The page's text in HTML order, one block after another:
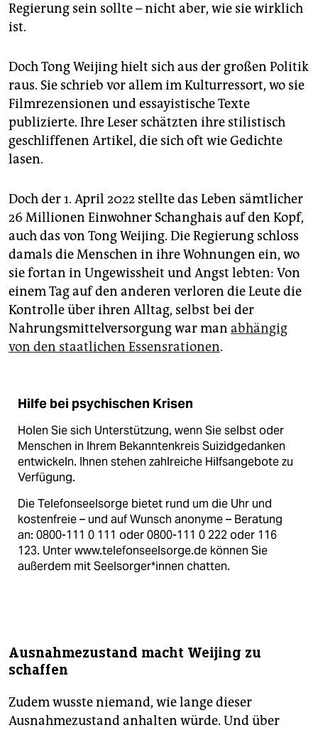
Regierung sein sollte – nicht aber, wie sie wirklich
ist.
Doch Tong Weijing hielt sich aus der großen Politik
raus. Sie schrieb vor allem im Kulturressort, wo sie
Filmrezensionen und essayistische Texte
publizierte. Ihre Leser schätzten ihre stilistisch
geschliffenen Artikel, die sich oft wie Gedichte
lasen.
Doch der 1. April 2022 stellte das Leben sämtlicher
26 Millionen Einwohner Schanghais auf den Kopf,
auch das von Tong Weijing. Die Regierung schloss
damals die Menschen in ihre Wohnungen ein, wo
sie fortan in Ungewissheit und Angst lebten: Von
einem Tag auf den anderen verloren die Leute die
Kontrolle über ihren Alltag, selbst bei der
Nahrungsmittelversorgung war man abhängig
von den staatlichen Essensrationen.
Hilfe bei psychischen Krisen
Holen Sie sich Unterstützung, wenn Sie selbst oder
Menschen in Ihrem Bekanntenkreis Suizidgedanken
entwickeln. Ihnen stehen zahlreiche Hilfsangebote zu
Verfügung.
Die Telefonseelsorge bietet rund um die Uhr und
kostenfreie – und auf Wunsch anonyme – Beratung
an: 0800-111 0 111 oder 0800-111 0 222 oder 116
123. Unter www.telefonseelsorge.de können Sie
außerdem mit Seel­sor­ge­r*in­nen chatten.
Ausnahmezustand macht Weijing zu
schaffen
Zudem wusste niemand, wie lange dieser
Ausnahmezustand anhalten würde. Und über